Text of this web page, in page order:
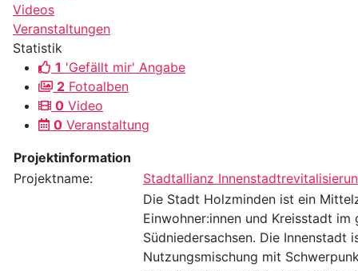
Videos
Veranstaltungen
Statistik
1 'Gefällt mir' Angabe
2 Fotoalben
0 Video
0 Veranstaltung
Projektinformation
Projektname:
Stadtallianz
Die Stadt Holzminden ist ein
Einwohner:innen und Kreisstadt
Südniedersachsen. Die Innenstadt
Nutzungsmischung mit